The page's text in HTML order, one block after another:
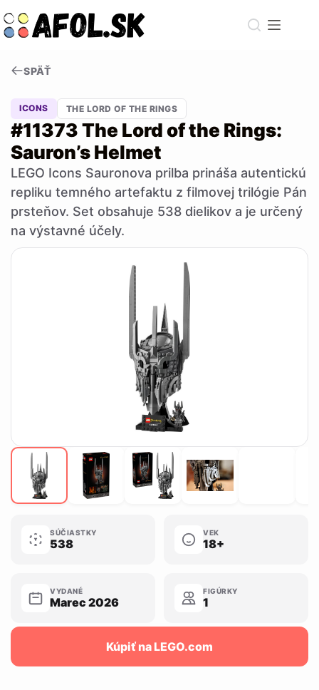
to
content
SPÄŤ
ICONS THE LORD OF THE RINGS
#11373 The Lord of the Rings:
Sauron’s Helmet
LEGO Icons Sauronova prilba prináša autentickú
repliku temného artefaktu z filmovej trilógie Pán
prsteňov. Set obsahuje 538 dielikov a je určený
na výstavné účely.
SÚČIASTKY
538
VEK
18+
VYDANÉ
Marec 2026
FIGÚRKY
1
Kúpiť na LEGO.com